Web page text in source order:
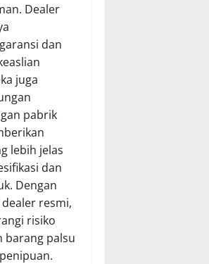
Dealer
dan
juga
pabrik
lebih jelas
dan
Dengan
resmi,
risiko
barang palsu